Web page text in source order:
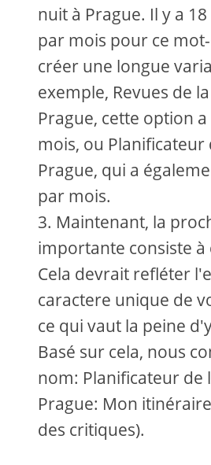
nuit à Prague. Il y a
par mois pour ce
créer une longue
exemple, Revues de
Prague, cette option
mois, ou Planificateur
Prague, qui a
par mois.
Maintenant, la
importante consiste
Cela devrait refléter
caractere unique de
ce qui vaut la peine
Basé sur cela, nous
nom: Planificateur de
Prague: Mon
des critiques).